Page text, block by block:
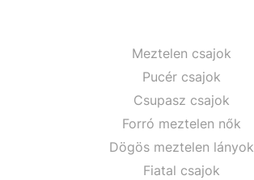
Meztelen csajok
Pucér csajok
Csupasz csajok
Forró meztelen nők
Dögös meztelen lányok
Fiatal csajok